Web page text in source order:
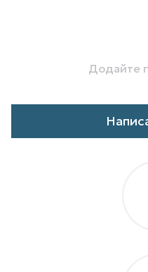
Додайте